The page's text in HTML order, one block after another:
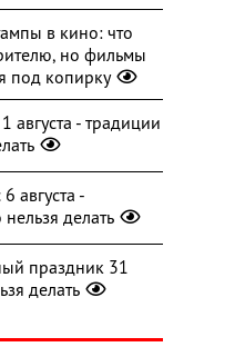
в кино: что
но фильмы
под копирку
августа - традиции
августа -
делать
праздник 31
делать